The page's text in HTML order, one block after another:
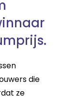
die
ze